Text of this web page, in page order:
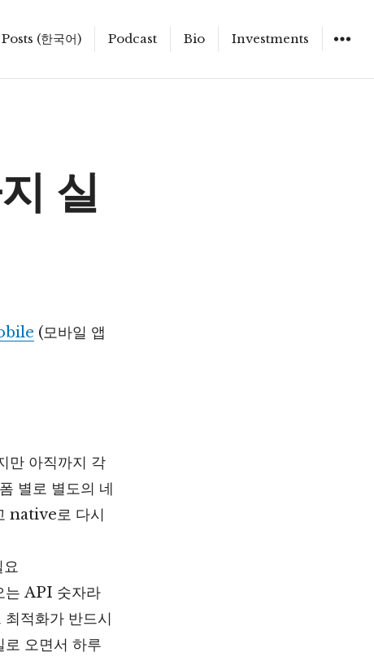
Posts (한국어) Podcast Bio Investments
실
(모바일 앱
만 아직까지 각
별로 별도의 네
native로 다시
요
는 API 숫자라
적화가 반드시
로 오면서 하루